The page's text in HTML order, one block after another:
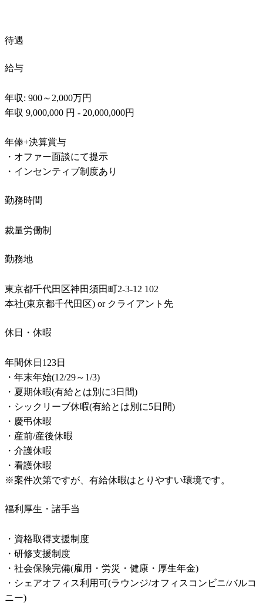
待遇
給与
年収: 900～2,000万円
年収 9,000,000 円 - 20,000,000円
年俸+決算賞与
・オファー面談にて提示
・インセンティブ制度あり
勤務時間
裁量労働制
勤務地
東京都千代田区神田須田町2-3-12 102
本社(東京都千代田区) or クライアント先
休日・休暇
年間休日123日
・年末年始(12/29～1/3)
・夏期休暇(有給とは別に3日間)
・シックリーブ休暇(有給とは別に5日間)
・慶弔休暇
・産前/産後休暇
・介護休暇
・看護休暇
※案件次第ですが、有給休暇はとりやすい環境です。
福利厚生・諸手当
・資格取得支援制度
・研修支援制度
・社会保険完備(雇用・労災・健康・厚生年金)
・シェアオフィス利用可(ラウンジ/オフィスコンビニ/バルコ
ニー)